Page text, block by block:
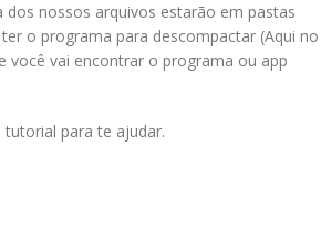
dos nossos arquivos estarão em pastas
o programa para descompactar (Aqui no
você vai encontrar o programa ou app
para te ajudar.